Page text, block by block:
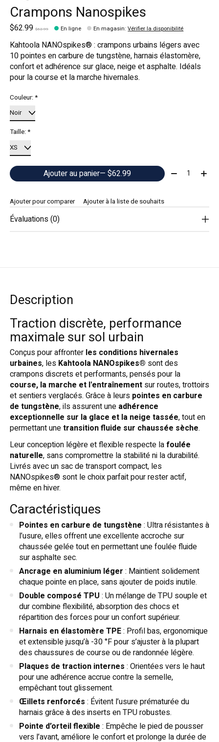
Crampons Nanospikes
$62.99 $62.99 En ligne En magasin:Vérifier la disponibilité
Kahtoola NANOspikes® : crampons urbains légers avec
10 pointes en carbure de tungstène, harnais élastomère,
confort et adhérence sur glace, neige et asphalte. Idéals
pour la course et la marche hivernales.
Couleur:*
Taille:*
Ajouter au panier — $62.99 Quantité:
Ajouter pour comparer Ajouter à la liste de souhaits
Évaluations (0)
Description
Traction discrète, performance
maximale sur sol urbain
Conçus pour affronter les conditions hivernales
urbaines, les Kahtoola NANOspikes® sont des
crampons discrets et performants, pensés pour la
course, la marche et l'entraînement sur routes, trottoirs
et sentiers verglacés. Grâce à leurs pointes en carbure
de tungstène, ils assurent une adhérence
exceptionnelle sur la glace et la neige tassée, tout en
permettant unetransition fluide sur chaussée sèche.
Leur conception légère et flexible respecte la foulée
naturelle, sans compromettre la stabilité ni la durabilité.
Livrés avec un sac de transport compact, les
NANOspikes® sont le choix parfait pour rester actif,
même en hiver.
Caractéristiques
Pointes en carbure de tungstène : Ultra résistantes à
l’usure, elles offrent une excellente accroche sur
chaussée gelée tout en permettant une foulée fluide
sur asphalte sec.
Ancrage en aluminium léger : Maintient solidement
chaque pointe en place, sans ajouter de poids inutile.
Double composé TPU : Un mélange de TPU souple et
dur combine flexibilité, absorption des chocs et
répartition des forces pour un confort supérieur.
Harnais en élastomère TPE: Profil bas, ergonomique
et extensible jusqu’à -30 °F pour s’ajuster à la plupart
des chaussures de course ou de randonnée légère.
Plaques de traction internes : Orientées vers le haut
pour une adhérence accrue contre la semelle,
empêchant tout glissement.
Œillets renforcés : Évitent l’usure prématurée du
harnais grâce à des inserts en TPU robustes.
Pointe d’orteil flexible : Empêche le pied de pousser
vers l’avant, améliore le confort et prolonge la durée de